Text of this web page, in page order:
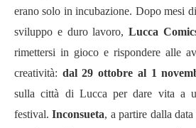
erano solo in incubazione. Dopo mesi
sviluppo e duro lavoro,Lucca
rimettersi in gioco e rispondere alle
creatività: dal 29 ottobre al 1
sulla città di Lucca per dare vita a
festival.Inconsueta, a partire dalla